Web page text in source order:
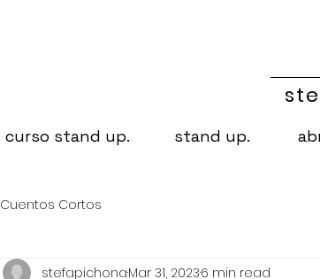
curso stand up. stand up.
Cuentos Cortos
stefapichonaMar 31, 20236 min read